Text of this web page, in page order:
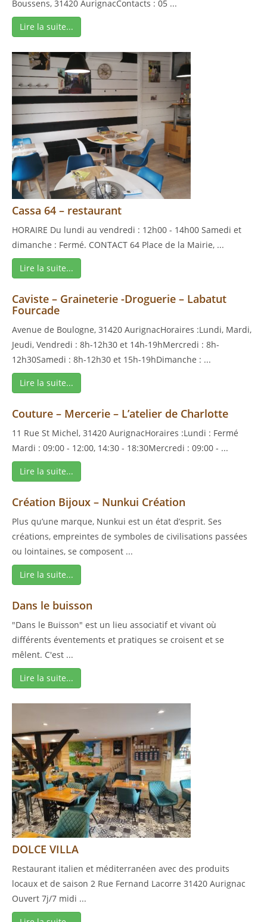
Boussens, 31420 AurignacContacts : 05 ...
Lire la suite...
Cassa 64 – restaurant
HORAIRE Du lundi au vendredi : 12h00 - 14h00 Samedi et
dimanche : Fermé. CONTACT 64 Place de la Mairie, ...
Lire la suite...
Caviste – Graineterie -Droguerie – Labatut
Fourcade
Avenue de Boulogne, 31420 AurignacHoraires :Lundi, Mardi,
Jeudi, Vendredi : 8h-12h30 et 14h-19hMercredi : 8h-
12h30Samedi : 8h-12h30 et 15h-19hDimanche : ...
Lire la suite...
Couture – Mercerie – L’atelier de Charlotte
11 Rue St Michel, 31420 AurignacHoraires :Lundi : Fermé
Mardi : 09:00 - 12:00, 14:30 - 18:30Mercredi : 09:00 - ...
Lire la suite...
Création Bijoux – Nunkui Création
Plus qu’une marque, Nunkui est un état d’esprit. Ses
créations, empreintes de symboles de civilisations passées
ou lointaines, se composent ...
Lire la suite...
Dans le buisson
"Dans le Buisson" est un lieu associatif et vivant où
différents éventements et pratiques se croisent et se
mêlent. C'est ...
Lire la suite...
DOLCE VILLA
Restaurant italien et méditerranéen avec des produits
locaux et de saison 2 Rue Fernand Lacorre 31420 Aurignac
Ouvert 7j/7 midi ...